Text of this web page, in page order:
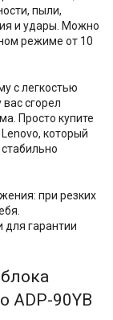
пыли,
и удары. Можно
режиме от 10
с легкостью
сгорел
Просто купите
который
при резких
для гарантии
ADP-90YB